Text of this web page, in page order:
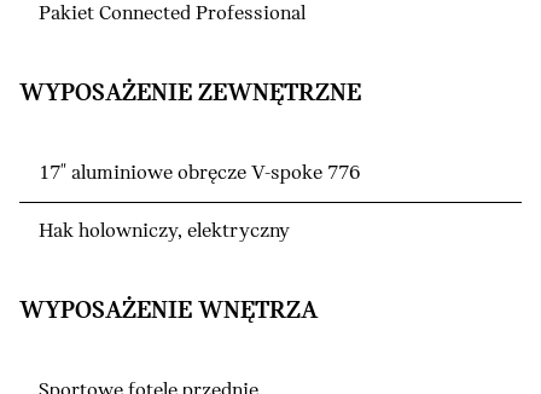
Pakiet Connected Professional
WYPOSAŻENIE ZEWNĘTRZNE
17" aluminiowe obręcze V-spoke 776
Hak holowniczy, elektryczny
WYPOSAŻENIE WNĘTRZA